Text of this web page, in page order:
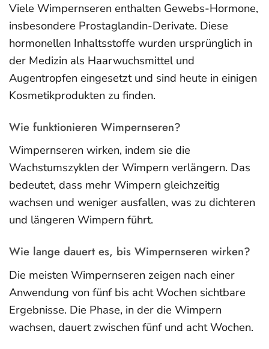
Viele Wimpernseren enthalten Gewebs-Hormone,
insbesondere Prostaglandin-Derivate. Diese
hormonellen Inhaltsstoffe wurden ursprünglich in
der Medizin als Haarwuchsmittel und
Augentropfen eingesetzt und sind heute in einigen
Kosmetikprodukten zu finden.
Wie funktionieren Wimpernseren?
Wimpernseren wirken, indem sie die
Wachstumszyklen der Wimpern verlängern. Das
bedeutet, dass mehr Wimpern gleichzeitig
wachsen und weniger ausfallen, was zu dichteren
und längeren Wimpern führt.
Wie lange dauert es, bis Wimpernseren wirken?
Die meisten Wimpernseren zeigen nach einer
Anwendung von fünf bis acht Wochen sichtbare
Ergebnisse. Die Phase, in der die Wimpern
wachsen, dauert zwischen fünf und acht Wochen.